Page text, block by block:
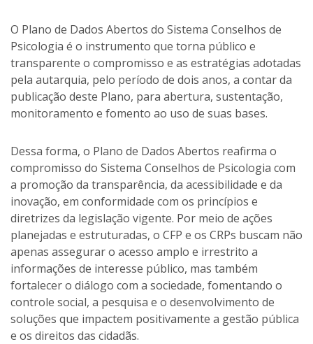
O Plano de Dados Abertos do Sistema Conselhos de
Psicologia é o instrumento que torna público e
transparente o compromisso e as estratégias adotadas
pela autarquia, pelo período de dois anos, a contar da
publicação deste Plano, para abertura, sustentação,
monitoramento e fomento ao uso de suas bases.
Dessa forma, o Plano de Dados Abertos reafirma o
compromisso do Sistema Conselhos de Psicologia com
a promoção da transparência, da acessibilidade e da
inovação, em conformidade com os princípios e
diretrizes da legislação vigente. Por meio de ações
planejadas e estruturadas, o CFP e os CRPs buscam não
apenas assegurar o acesso amplo e irrestrito a
informações de interesse público, mas também
fortalecer o diálogo com a sociedade, fomentando o
controle social, a pesquisa e o desenvolvimento de
soluções que impactem positivamente a gestão pública
e os direitos das cidadãs.